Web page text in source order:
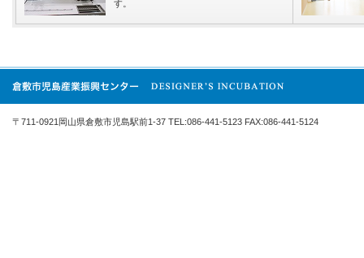
す。
〒711-0921岡山県倉敷市児島駅前1-37 TEL:086-441-5123 FAX:086-441-5124